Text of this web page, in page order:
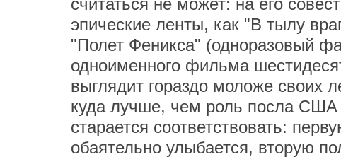
считаться не может: на его
эпические ленты, как "В тылу
"Полет Феникса" (одноразовый
одноименного фильма
выглядит гораздо моложе своих
куда лучше, чем роль посла США
старается соответствовать:
обаятельно улыбается, вторую